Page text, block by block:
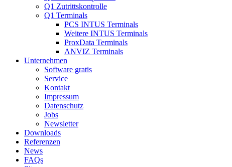
Q1 Zutrittskontrolle
Q1 Terminals
PCS INTUS Terminals
Weitere INTUS Terminals
ProxData Terminals
ANVIZ Terminals
Unternehmen
Software gratis
Service
Kontakt
Impressum
Datenschutz
Jobs
Newsletter
Downloads
Referenzen
News
FAQs